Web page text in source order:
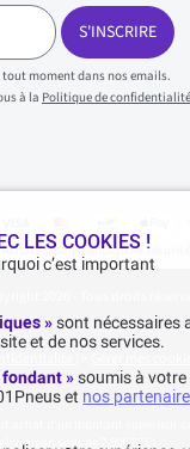
S'INSCRIRE
moment dans nos emails.
à la Politique de
Achats & paiements 100% sécurisés
2026 - Tous droits
achat d'un montant supérieur ou
livraison sont de 7,90€ TTC).
LES COOKIES !
c’est important
»sont nécessaires
et de nos services.
» soumis à
et nos